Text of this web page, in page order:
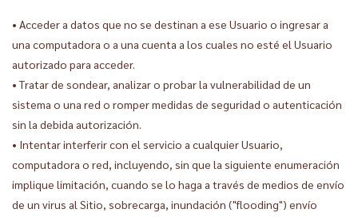
• Acceder a datos que no se destinan a ese Usuario o ingresar a
una computadora o a una cuenta a los cuales no esté el Usuario
autorizado para acceder.
• Tratar de sondear, analizar o probar la vulnerabilidad de un
sistema o una red o romper medidas de seguridad o autenticación
sin la debida autorización.
• Intentar interferir con el servicio a cualquier Usuario,
computadora o red, incluyendo, sin que la siguiente enumeración
implique limitación, cuando se lo haga a través de medios de envío
de un virus al Sitio, sobrecarga, inundación ("flooding") envío